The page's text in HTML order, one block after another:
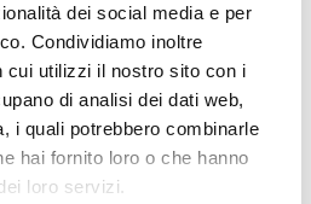
dei social media e per
Condividiamo inoltre
cui utilizzi il nostro sito con i
di analisi dei dati web,
i quali potrebbero combinarle
hai fornito loro o che hanno
loro servizi.